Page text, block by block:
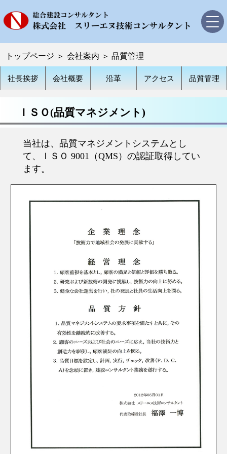
トップページ
会社案内
社長挨拶
沿革
アクセス
河川設計
砂防設計
農業土木設計
上下水道設計
その他
CSR（企業の社会的責任）
一般事業主行動計画
子育て応援宣言
トップページ ＞ 会社案内 ＞ 品質管理
社長挨拶 会社概要 沿革 アクセス 品質管理
ＩＳＯ(品質マネジメント)
当社は、品質マネジメントシステムとし
て、ＩＳＯ 9001（QMS）の認証取得してい
ます。